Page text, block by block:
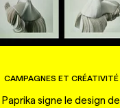
CAMPAGNES ET CRÉATIVITÉ
Paprika signe le design de